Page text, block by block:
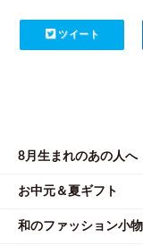
ツイート
8月生まれのあの人へ
お中元＆夏ギフト
和のファッション小物